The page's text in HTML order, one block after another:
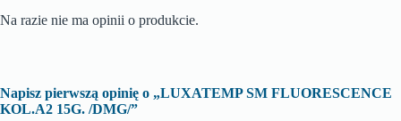
Na razie nie ma opinii o produkcie.
Napisz pierwszą opinię o „LUXATEMP SM FLUORESCENCE
KOL.A2 15G. /DMG/”